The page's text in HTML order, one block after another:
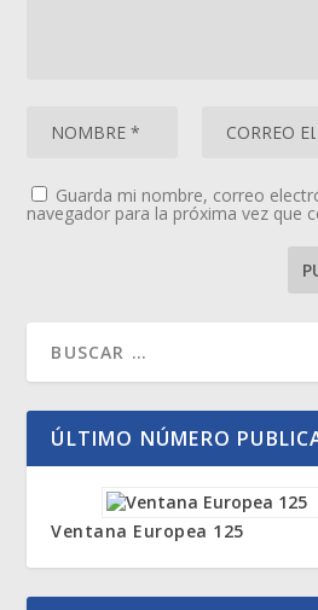
Guarda mi nombre, correo
navegador para la próxima vez que
ÚLTIMO NÚMERO
Ventana Europea 125